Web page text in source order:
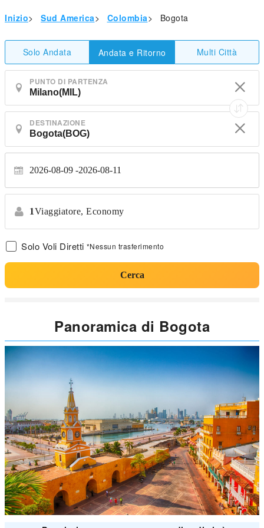
Inizio> Sud America> Colombia> Bogota
Solo Andata Andata e Ritorno Multi Città
PUNTO DI PARTENZA
DESTINAZIONE
2026-08-09 2026-08-11
1Viaggiatore, Economy
Solo Voli Diretti *Nessun trasferimento
Cerca
Panoramica di Bogota